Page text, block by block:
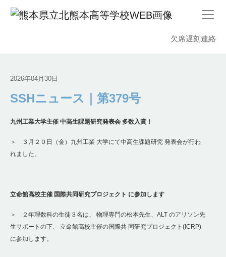
欠席遅刻連絡
2026年04月30日
SSHニュース｜第379号
九州工業大学主催 中高生課題研究発表会 多数入賞！
＞ ３月２０日（金）九州工業 大学にて中高生課題研究 発表会が行わ
れました。
立命館高校主催 国際共同研究プロジェクト に参加します
＞ ２年理数科の生徒３名は、 物理専門の松本先生、ALT のアリソン先
生サポートの下、 立命館高校主催の国際共 同研究プロジェクト(ICRP)
に参加します。